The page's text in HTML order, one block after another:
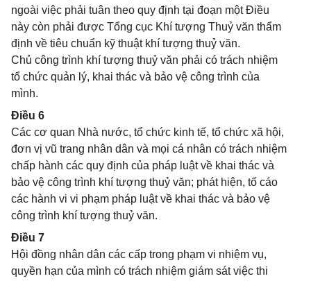
ngoài việc phải tuân theo quy định tại đoạn một Điều
này còn phải được Tổng cục Khí tượng Thuỷ văn thẩm
định về tiêu chuẩn kỹ thuật khí tượng thuỷ văn.
Chủ công trình khí tượng thuỷ văn phải có trách nhiệm
tổ chức quản lý, khai thác và bảo vệ công trình của
mình.
Điều 6
Các cơ quan Nhà nước, tổ chức kinh tế, tổ chức xã hội,
đơn vị vũ trang nhân dân và mọi cá nhân có trách nhiệm
chấp hành các quy định của pháp luật về khai thác và
bảo vệ công trình khí tượng thuỷ văn; phát hiện, tố cáo
các hành vi vi phạm pháp luật về khai thác và bảo vệ
công trình khí tượng thuỷ văn.
Điều 7
Hội đồng nhân dân các cấp trong phạm vi nhiệm vụ,
quyền hạn của mình có trách nhiệm giám sát việc thi